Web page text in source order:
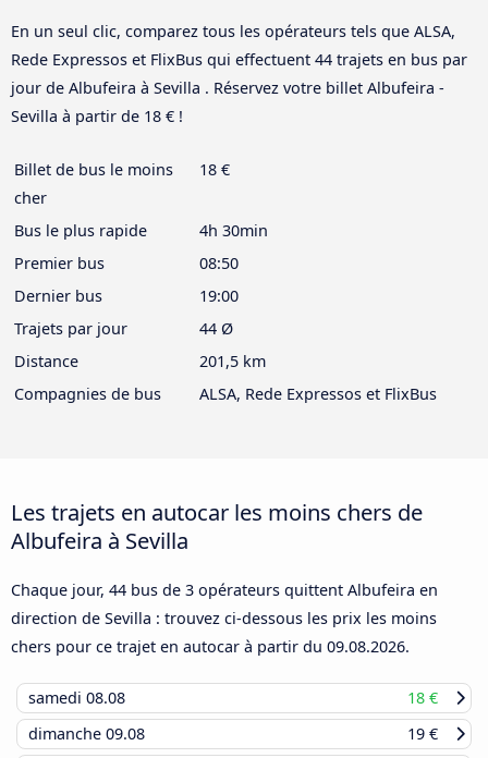
En un seul clic, comparez tous les opérateurs tels que ALSA,
Rede Expressos et FlixBus qui effectuent 44 trajets en bus par
jour de Albufeira à Sevilla . Réservez votre billet Albufeira -
Sevilla à partir de 18 € !
Billet de bus le moins
cher
18 €
Bus le plus rapide
4h 30min
Premier bus
08:50
Dernier bus
19:00
Trajets par jour
44 Ø
Distance
201,5 km
Compagnies de bus
ALSA, Rede Expressos et FlixBus
Les trajets en autocar les moins chers de
Albufeira à Sevilla
Chaque jour, 44 bus de 3 opérateurs quittent Albufeira en
direction de Sevilla : trouvez ci-dessous les prix les moins
chers pour ce trajet en autocar à partir du 09.08.2026.
samedi 08.08
18 €
dimanche 09.08
19 €